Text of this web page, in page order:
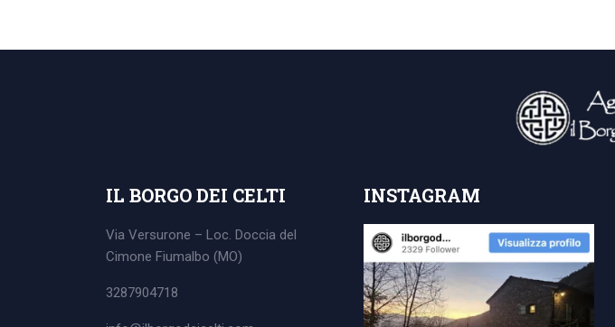
IL BORGO DEI CELTI
Via Versurone – Loc. Doccia del
Cimone Fiumalbo (MO)
3287904718
INSTAGRAM